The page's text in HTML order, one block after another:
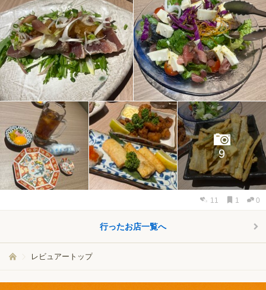
9
11 1 0
行ったお店一覧へ
レビュアートップ